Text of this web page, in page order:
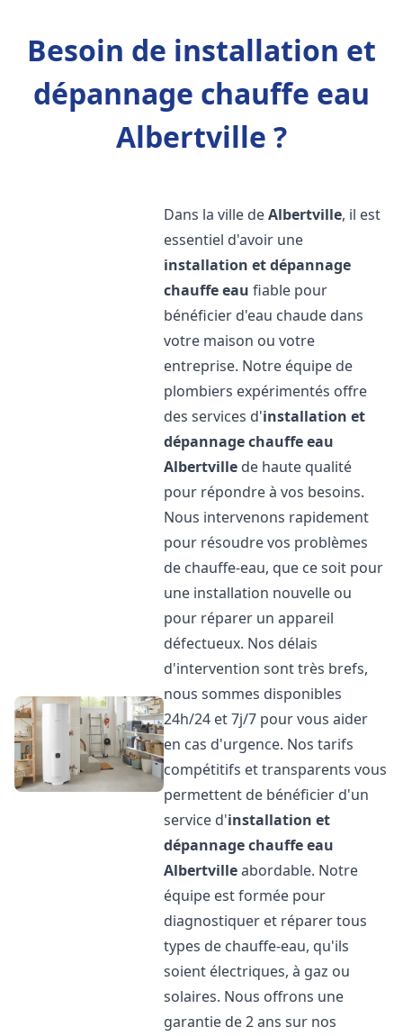
Besoin de installation et
dépannage chauffe eau
Albertville ?
Dans la ville deAlbertville, il est
essentiel d'avoir une
installation et dépannage
chauffe eau fiable pour
bénéficier d'eau chaude dans
votre maison ou votre
entreprise. Notre équipe de
plombiers expérimentés offre
des services d'installation et
dépannage chauffe eau
Albertville de haute qualité
pour répondre à vos besoins.
Nous intervenons rapidement
pour résoudre vos problèmes
de chauffe-eau, que ce soit pour
une installation nouvelle ou
pour réparer un appareil
défectueux. Nos délais
d'intervention sont très brefs,
nous sommes disponibles
24h/24 et 7j/7 pour vous aider
en cas d'urgence. Nos tarifs
compétitifs et transparents vous
permettent de bénéficier d'un
service d'installation et
dépannage chauffe eau
Albertvilleabordable. Notre
équipe est formée pour
diagnostiquer et réparer tous
types de chauffe-eau, qu'ils
soient électriques, à gaz ou
solaires. Nous offrons une
garantie de 2 ans sur nos